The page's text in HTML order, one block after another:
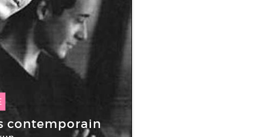
-16 Mai 2008
contemporain